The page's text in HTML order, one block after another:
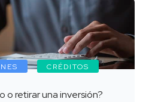
CRÉDITOS
o retirar una inversión?